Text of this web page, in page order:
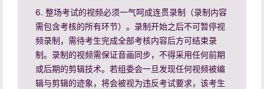
6. 整场考试的视频必须一气呵成连贯录制（录制内容
需包含考核的所有环节）。录制开始之后不可暂停视
频录制，需待考生完成全部考核内容后方可结束录
制。录制的视频需保证音画同步，不得采用任何前期
或后期的剪辑技术。若组委会一旦发现任何视频被编
辑与剪辑的迹象，将会被视为违反考试要求，该考生